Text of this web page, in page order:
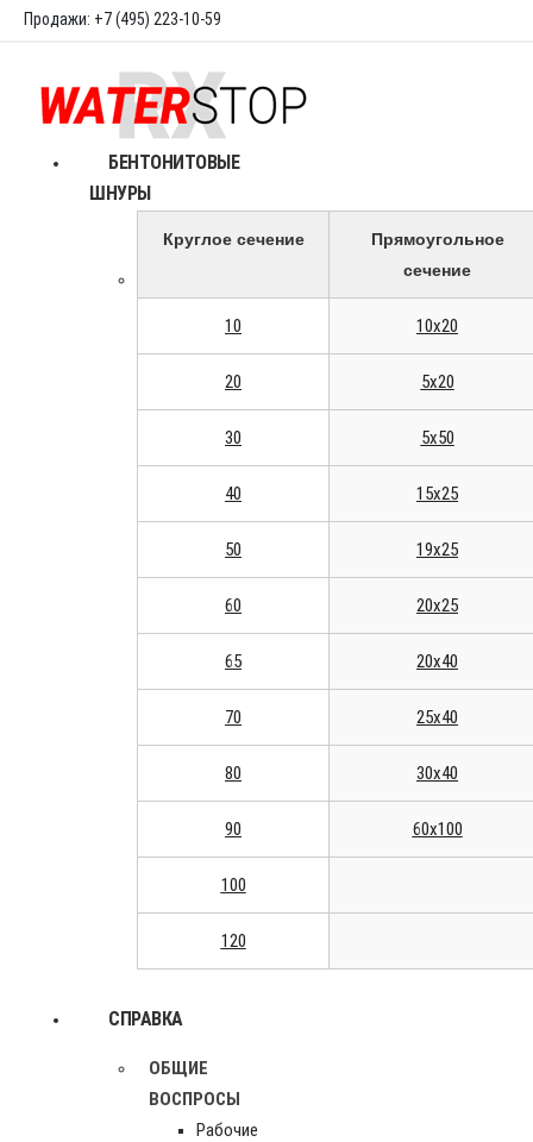
Продажи: +7 (495) 223-10-59
БЕНТОНИТОВЫЕ
ШНУРЫ
Круглое сечение
Прямоугольное
сечение
10 10x20
20 5x20
30 5x50
40 15x25
50 19x25
60 20x25
65 20x40
70 25x40
80 30x40
90 60x100
100
120
СПРАВКА
ОБЩИЕ
ВОСПРОСЫ
Рабочие